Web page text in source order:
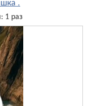
.
1 раз